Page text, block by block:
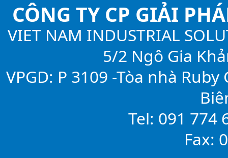
CÔNG TY CP GIẢI
VIET NAM INDUSTRIAL
5/2 Ngô Gia
VPGD: P 3109 -Tòa nhà
Tel: 091 774
Fax: